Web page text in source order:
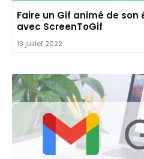
Faire un Gif animé de son
avec ScreenToGif
13 juillet 2022